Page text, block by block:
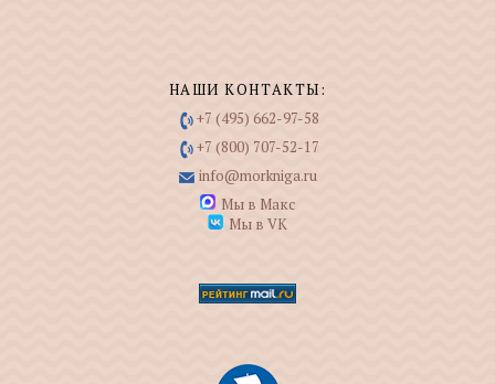
НАШИ КОНТАКТЫ:
+7 (495) 662-97-58
+7 (800) 707-52-17
info@morkniga.ru
Мы в Макс
Мы в VK